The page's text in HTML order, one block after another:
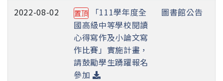
2022-08-02 置頂
「111學年度全
國高級中等學校閱讀
心得寫作及小論文寫
作比賽」實施計畫，
請鼓勵學生踴躍報名
參加
圖書館公告